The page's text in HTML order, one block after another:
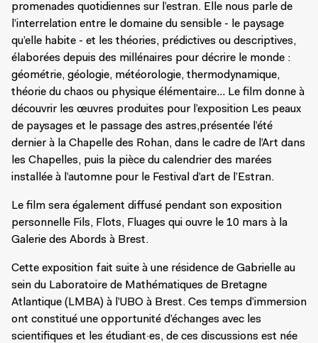
promenades quotidiennes sur l’estran. Elle nous parle de
l’interrelation entre le domaine du sensible - le paysage
qu’elle habite - et les théories, prédictives ou descriptives,
élaborées depuis des millénaires pour décrire le monde :
géométrie, géologie, météorologie, thermodynamique,
théorie du chaos ou physique élémentaire… Le film donne à
découvrir les œuvres produites pour l’exposition Les peaux
de paysages et le passage des astres,présentée l’été
dernier à la Chapelle des Rohan, dans le cadre de l’Art dans
les Chapelles, puis la pièce du calendrier des marées
installée à l’automne pour le Festival d’art de l’Estran.
Le film sera également diffusé pendant son exposition
personnelle Fils, Flots, Fluages qui ouvre le 10 mars à la
Galerie des Abords à Brest.
Cette exposition fait suite à une résidence de Gabrielle au
sein du Laboratoire de Mathématiques de Bretagne
Atlantique (LMBA) à l’UBO à Brest. Ces temps d’immersion
ont constitué une opportunité d’échanges avec les
scientifiques et les étudiant·es, de ces discussions est née